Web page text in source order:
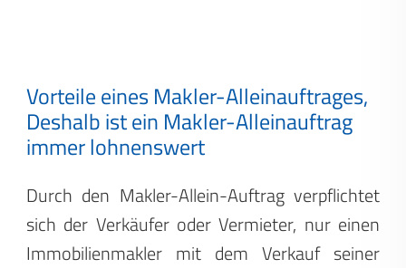
Vorteile eines Makler-Alleinauftrages,
Deshalb ist ein Makler-Alleinauftrag
immer lohnenswert
Durch den Makler-Allein-Auftrag verpflichtet
sich der Verkäufer oder Vermieter, nur einen
Immobilienmakler mit dem Verkauf seiner